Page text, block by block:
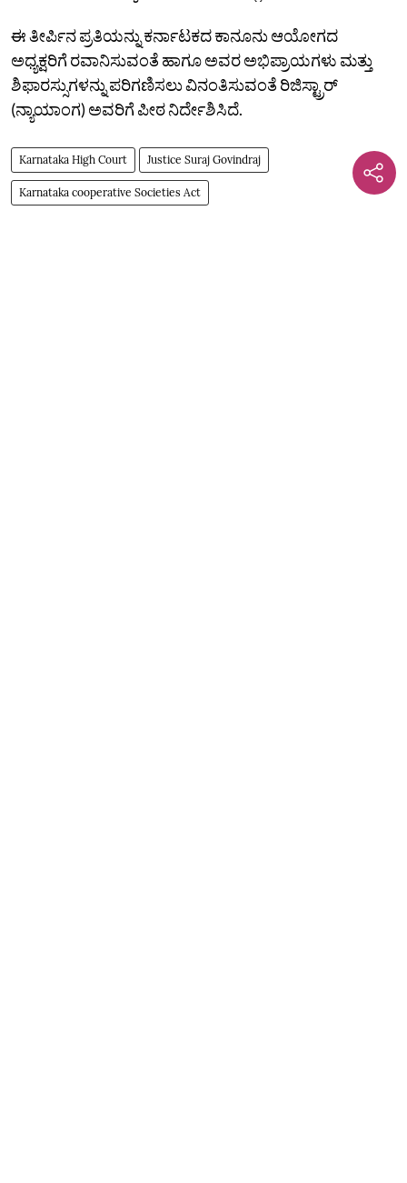
ಈ ತೀರ್ಪಿನ ಪ್ರತಿಯನ್ನು ಕರ್ನಾಟಕದ ಕಾನೂನು ಆಯೋಗದ
ಅಧ್ಯಕ್ಷರಿಗೆ ರವಾನಿಸುವಂತೆ ಹಾಗೂ ಅವರ ಅಭಿಪ್ರಾಯಗಳು ಮತ್ತು
ಶಿಫಾರಸ್ಸುಗಳನ್ನು ಪರಿಗಣಿಸಲು ವಿನಂತಿಸುವಂತೆ ರಿಜಿಸ್ಟ್ರಾರ್‌
(ನ್ಯಾಯಾಂಗ) ಅವರಿಗೆ ಪೀಠ ನಿರ್ದೇಶಿಸಿದೆ.
Karnataka High Court Justice Suraj Govindraj
Karnataka cooperative Societies Act